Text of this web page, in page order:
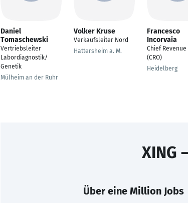
Daniel
Tomaschewski
Vertriebsleiter
Labordiagnostik/
Genetik
Mülheim an der Ruhr
Volker Kruse
Verkaufsleiter Nord
Hattersheim a. M.
Francesco
Incorvaia
Chief
(CRO)
Heidelberg
XING
Über eine Million Jobs